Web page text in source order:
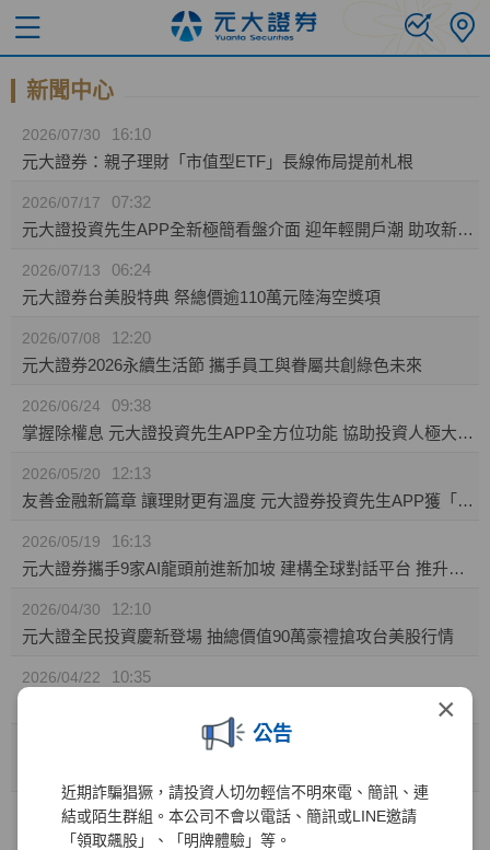
×
公告
近期詐騙猖獗，請投資人切勿輕信不明來電、簡訊、連
結或陌生群組。本公司不會以電話、簡訊或LINE邀請
「領取飆股」、「明牌體驗」等。
新聞中心
2026/07/30
16:10
元大證券：親子理財「市值型ETF」長線佈局提前札根
2026/07/17
07:32
元大證投資先生APP全新極簡看盤介面 迎年輕開戶潮 助攻新生代投資人效率布局
2026/07/13
06:24
元大證券台美股特典 祭總價逾110萬元陸海空獎項
2026/07/08
12:20
元大證券2026永續生活節 攜手員工與眷屬共創綠色未來
2026/06/24
09:38
掌握除權息 元大證投資先生APP全方位功能 協助投資人極大化資產效益
2026/05/20
12:13
友善金融新篇章 讓理財更有溫度 元大證券投資先生APP獲「無障礙認證」
2026/05/19
16:13
元大證券攜手9家AI龍頭前進新加坡 建構全球對話平台 推升台灣AI價值鏈國際能見度
2026/04/30
12:10
元大證全民投資慶新登場 抽總價值90萬豪禮搶攻台美股行情
2026/04/22
10:35
2026/03/31
10:41